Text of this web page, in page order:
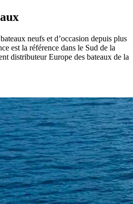
neufs et d’occasion depuis plus
est la référence dans le Sud de la
distributeur Europe des bateaux de la